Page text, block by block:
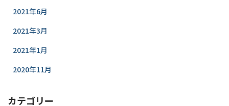
2021年6月
2021年3月
2021年1月
2020年11月
カテゴリー